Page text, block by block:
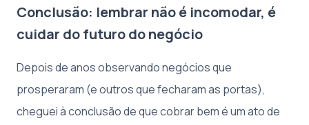
Conclusão: lembrar não é incomodar, é
cuidar do futuro do negócio
Depois de anos observando negócios que
prosperaram (e outros que fecharam as portas),
cheguei à conclusão de que cobrar bem é um ato de